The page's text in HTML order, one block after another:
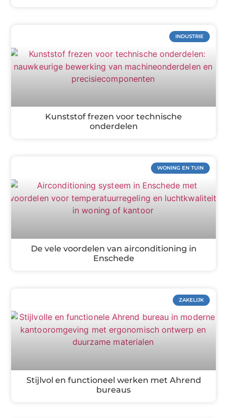
INDUSTRIE
Kunststof frezen voor technische
onderdelen
WONING EN TUIN
De vele voordelen van airconditioning in
Enschede
ZAKELIJK
Stijlvol en functioneel werken met Ahrend
bureaus